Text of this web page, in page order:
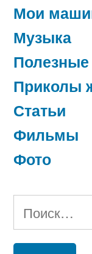
Мои
Музыка
Приколы
Статьи
Фильмы
Фото
Найти: